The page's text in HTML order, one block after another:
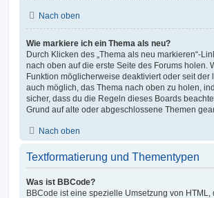
Nach oben
Wie markiere ich ein Thema als neu?
Durch Klicken des „Thema als neu markieren“-
nach oben auf die erste Seite des Forums holen.
Funktion möglicherweise deaktiviert oder seit
auch möglich, das Thema nach oben zu holen,
sicher, dass du die Regeln dieses Boards
Grund auf alte oder abgeschlossene Themen
Nach oben
Textformatierung und Thementypen
Was ist BBCode?
BBCode ist eine spezielle Umsetzung von